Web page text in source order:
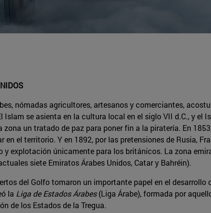
nómadas agricultores, artesanos y comerciantes,
se asienta en la cultura local en el siglo VII d.C., y el
un tratado de paz para poner fin a la piratería. En
el territorio. Y en 1892, por las pretensiones de Rusia,
explotación únicamente para los británicos. La zona
siete Emiratos Árabes Unidos, Catar y Bahréin).
del Golfo tomaron un importante papel en el
la Liga de Estados Árabes(Liga Árabe), formada por
de los Estados de la Tregua.